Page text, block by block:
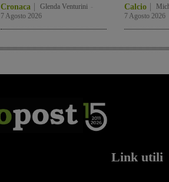
Cronaca Glenda Venturini
7 Agosto 2026
Calcio
7 Agosto 2026
Link utili